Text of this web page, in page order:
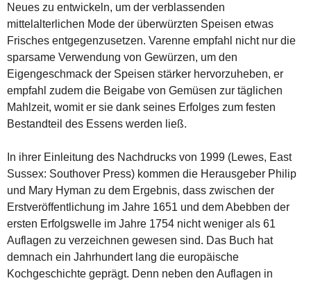
Neues zu entwickeln, um der verblassenden
mittelalterlichen Mode der überwürzten Speisen etwas
Frisches entgegenzusetzen. Varenne empfahl nicht nur die
sparsame Verwendung von Gewürzen, um den
Eigengeschmack der Speisen stärker hervorzuheben, er
empfahl zudem die Beigabe von Gemüsen zur täglichen
Mahlzeit, womit er sie dank seines Erfolges zum festen
Bestandteil des Essens werden ließ.
In ihrer Einleitung des Nachdrucks von 1999 (Lewes, East
Sussex: Southover Press) kommen die Herausgeber Philip
und Mary Hyman zu dem Ergebnis, dass zwischen der
Erstveröffentlichung im Jahre 1651 und dem Abebben der
ersten Erfolgswelle im Jahre 1754 nicht weniger als 61
Auflagen zu verzeichnen gewesen sind. Das Buch hat
demnach ein Jahrhundert lang die europäische
Kochgeschichte geprägt. Denn neben den Auflagen in